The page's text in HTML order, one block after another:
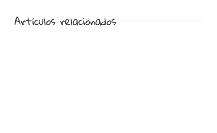
Artículos relacionados